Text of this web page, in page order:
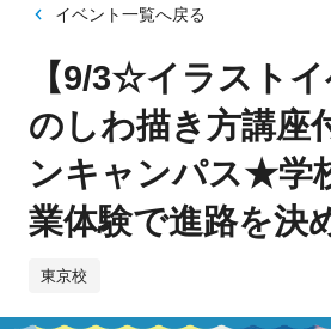
イベント一覧へ戻る
【9/3☆イラスト
のしわ描き方講座
ンキャンパス★学
業体験で進路を決
東京校